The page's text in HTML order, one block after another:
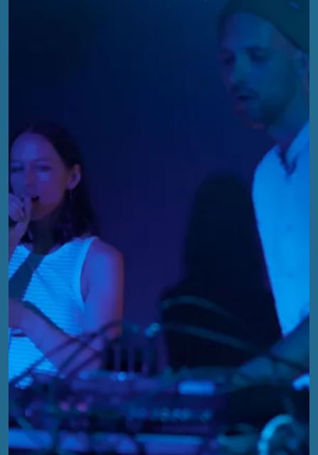
Zwei Tage lang hat sich die EFA 2025 als das manifestiert, was
viele Synth-Events vergessen: Es geht nicht nur um teures
Equipment, es geht vor allem um Leidenschaft und Handwerk.
Die EFA war kein typisches Festival, sondern wie ein kleines
Manifest und wir zeigen euch, warum jeder, der elektronische
Musik liebt, das auf dem Schirm haben sollte.